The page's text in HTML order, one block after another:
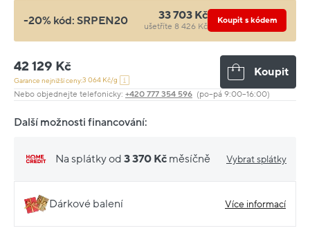
-20% kód: SRPEN20 33 703 Kč
ušetříte 8 426 Kč
Koupit s kódem
42 129 Kč
Garance nejnižší ceny:3 064 Kč/g
Koupit
Nebo objednejte telefonicky: +420 777 354 596 (po–pá 9:00–16:00)
Další možnosti financování:
Na splátky od 3 370 Kč měsíčně Vybrat splátky
Dárkové balení Více informací